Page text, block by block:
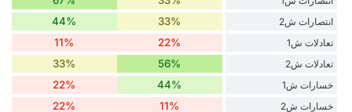
انتصارات ش2 33%
44%
تعادلات ش1 22%
11%
تعادلات ش2 56%
33%
خسارات ش1 44%
22%
خسارات ش2 11%
22%